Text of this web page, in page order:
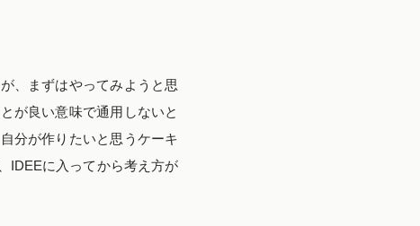
、まずはやってみようと思
が良い意味で通用しないと
分が作りたいと思うケーキ
IDEEに入ってから考え方が